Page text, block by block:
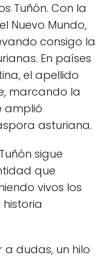
Tuñón. Con la
Nuevo Mundo,
consigo la
En países
el apellido
marcando la
amplió
asturiana.
sigue
que
vivos los
a dudas, un hilo